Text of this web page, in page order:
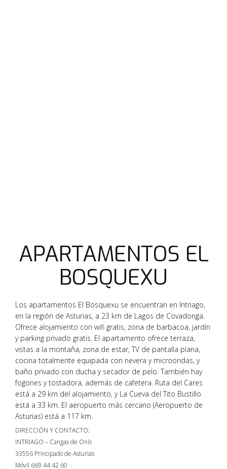
APARTAMENTOS EL
BOSQUEXU
Los apartamentos El Bosquexu se encuentran en Intriago,
en la región de Asturias, a 23 km de Lagos de Covadonga.
Ofrece alojamiento con wifi gratis, zona de barbacoa, jardín
y parking privado gratis. El apartamento ofrece terraza,
vistas a la montaña, zona de estar, TV de pantalla plana,
cocina totalmente equipada con nevera y microondas, y
baño privado con ducha y secador de pelo. También hay
fogones y tostadora, además de cafetera. Ruta del Cares
está a 29 km del alojamiento, y La Cueva del Tito Bustillo
está a 33 km. El aeropuerto más cercano (Aeropuerto de
Asturias) está a 117 km.
DIRECCIÓN Y CONTACTO:
INTRIAGO – Cangas de Onís
33556 Principado de Asturias
Móvil 669 44 42 60